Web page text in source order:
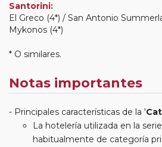
Santorini:
El Greco (4*) / San Antonio
Mykonos (4*)
* O similares.
Notas importantes
Principales características de la '
La hotelería utilizada en la
habitualmente de categoría